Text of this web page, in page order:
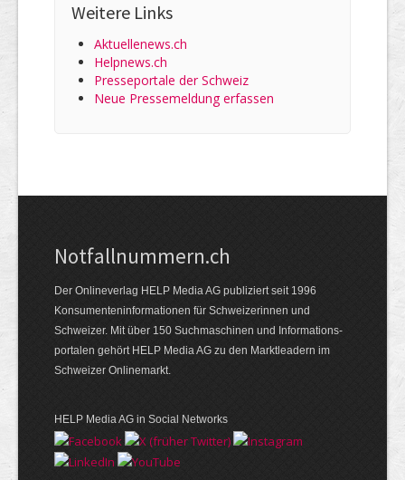
Weitere Links
Aktuellenews.ch
Helpnews.ch
Presseportale der Schweiz
Neue Pressemeldung erfassen
Notfallnummern.ch
Der Onlineverlag HELP Media AG publiziert seit 1996
Konsumenten­informationen für Schweizerinnen und
Schweizer. Mit über 150 Suchmaschinen und Informations­
portalen gehört HELP Media AG zu den Marktleadern im
Schweizer Onlinemarkt.
HELP Media AG in Social Networks